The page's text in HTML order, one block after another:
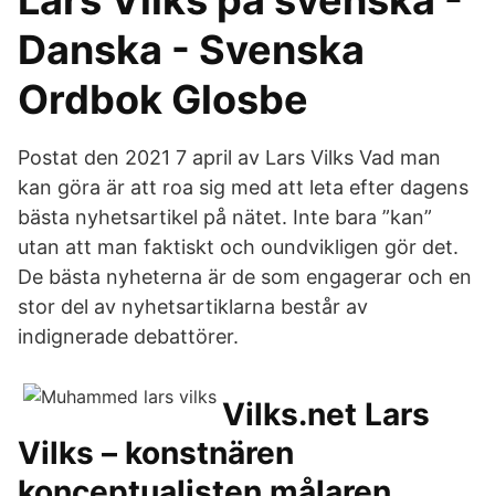
Danska - Svenska
Ordbok Glosbe
Postat den 2021 7 april av Lars Vilks Vad man
kan göra är att roa sig med att leta efter dagens
bästa nyhetsartikel på nätet. Inte bara ”kan”
utan att man faktiskt och oundvikligen gör det.
De bästa nyheterna är de som engagerar och en
stor del av nyhetsartiklarna består av
indignerade debattörer.
Vilks.net Lars
Vilks – konstnären